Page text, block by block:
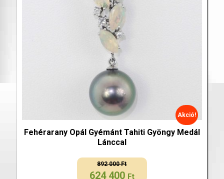
Fehérarany Opál Gyémánt Tahiti Gyöngy Medál
Lánccal
892 000Ft
Original
624 400 Ft
Current
Akció!